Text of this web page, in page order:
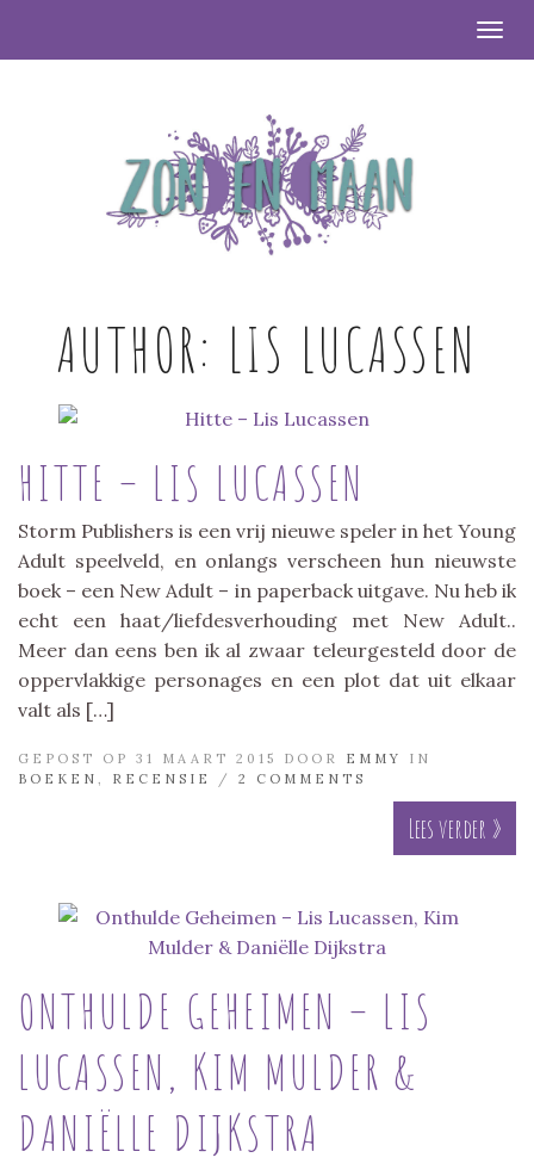
AUTHOR: LIS LUCASSEN
HITTE – LIS LUCASSEN
Storm Publishers is een vrij nieuwe speler in het Young
Adult speelveld, en onlangs verscheen hun nieuwste
boek – een New Adult – in paperback uitgave. Nu heb ik
echt een haat/liefdesverhouding met New Adult..
Meer dan eens ben ik al zwaar teleurgesteld door de
oppervlakkige personages en een plot dat uit elkaar
valt als […]
GEPOST OP 31 MAART 2015 DOOR EMMY
IN
BOEKEN
RECENSIE / 2 COMMENTS
Lees verder »
ONTHULDE GEHEIMEN – LIS
LUCASSEN, KIM MULDER &
DANIËLLE DIJKSTRA